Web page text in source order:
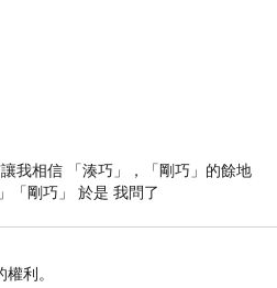
我相信 「湊巧」，「剛巧」的餘地
「剛巧」 於是 我問了
利。